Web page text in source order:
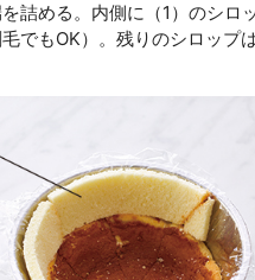
詰める。内側に（1）のシロ
でもOK）。残りのシロップ